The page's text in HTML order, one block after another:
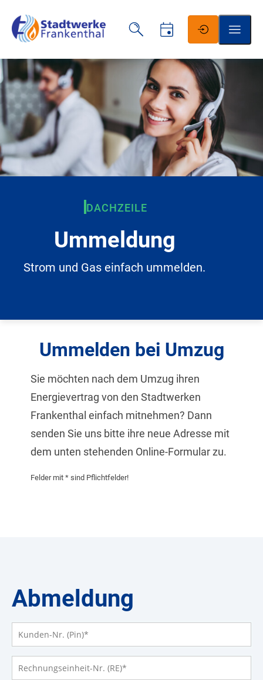
DACHZEILE
Ummeldung
Strom und Gas einfach ummelden.
Ummelden bei Umzug
Sie möchten nach dem Umzug ihren
Energievertrag von den Stadtwerken
Frankenthal einfach mitnehmen? Dann
senden Sie uns bitte ihre neue Adresse mit
dem unten stehenden Online-Formular zu.
Felder mit * sind Pflichtfelder!
Abmeldung
Rechnungseinheit-Nr. (RE)*
Schrift vergrößern
Schrift verkleinern
Wortabstand vergrößern
Zeilenabstand verkleinern
Links unterstreichen
Animationen ausschalten
Hoher Kontrast